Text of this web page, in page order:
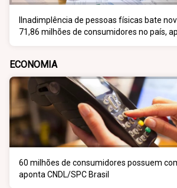
IInadimplência de pessoas físicas bate
71,86 milhões de consumidores no país,
ECONOMIA
60 milhões de consumidores possuem
aponta CNDL/SPC Brasil